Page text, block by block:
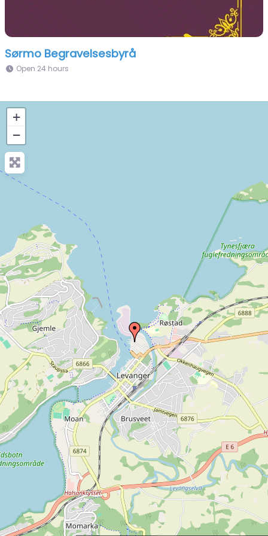
Sørmo Begravelsesbyrå
Open 24 hours
+
−